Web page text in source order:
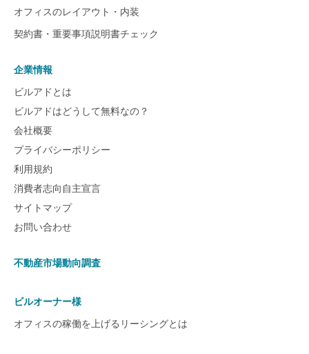
オフィスのレイアウト・内装
契約書・重要事項説明書チェック
企業情報
ビルアドとは
ビルアドはどうして無料なの？
会社概要
プライバシーポリシー
利用規約
消費者志向自主宣言
サイトマップ
お問い合わせ
不動産市場動向調査
ビルオーナー様
オフィスの稼働を上げるリーシングとは